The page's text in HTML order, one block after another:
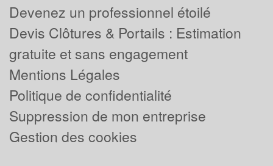
Devenez un professionnel étoilé
Devis Clôtures & Portails : Estimation
gratuite et sans engagement
Mentions Légales
Politique de confidentialité
Suppression de mon entreprise
Gestion des cookies